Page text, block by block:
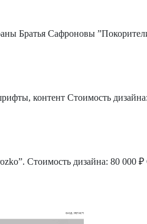
Братья Сафроновы
контент Стоимость
Стоимость дизайна: 80 000 ₽